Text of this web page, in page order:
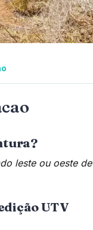
leste ou oeste de
UTV